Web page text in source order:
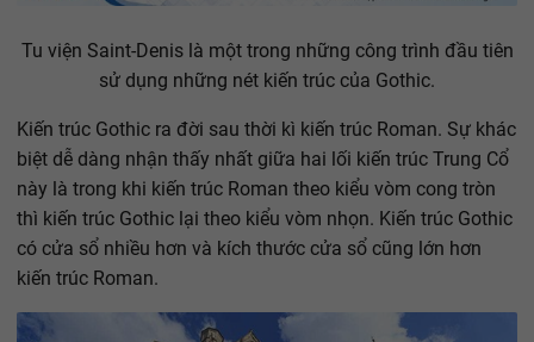
Tu viện Saint-Denis là một trong những công trình đầu tiên
sử dụng những nét kiến trúc của Gothic.
Kiến trúc Gothic ra đời sau thời kì kiến trúc Roman. Sự khác
biệt dễ dàng nhận thấy nhất giữa hai lối kiến trúc Trung Cổ
này là trong khi kiến trúc Roman theo kiểu vòm cong tròn
thì kiến trúc Gothic lại theo kiểu vòm nhọn. Kiến trúc Gothic
có cửa sổ nhiều hơn và kích thước cửa sổ cũng lớn hơn
kiến trúc Roman.